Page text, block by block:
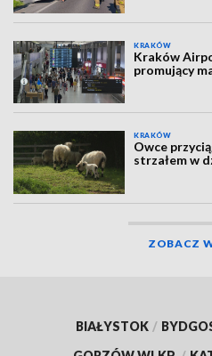
KRAKÓW
Kraków
promujący
KRAKÓW
Owce
strzałem w
ZOBACZ
BIAŁYSTOK /